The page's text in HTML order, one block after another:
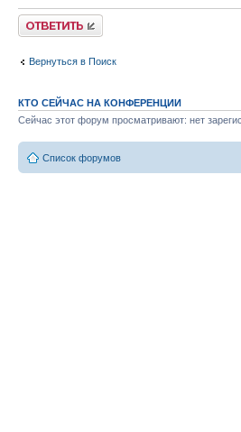
Ответить
Вернуться в Поиск
КТО СЕЙЧАС НА КОНФЕРЕНЦИИ
Сейчас этот форум просматривают: нет
Список форумов